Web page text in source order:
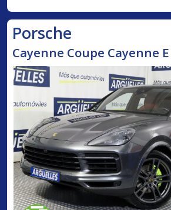
Porsche
Cayenne Coupe Cayenne